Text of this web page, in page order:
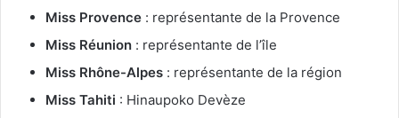
Miss Provence : représentante de la Provence
Miss Réunion : représentante de l’île
Miss Rhône-Alpes : représentante de la région
Miss Tahiti : Hinaupoko Devèze